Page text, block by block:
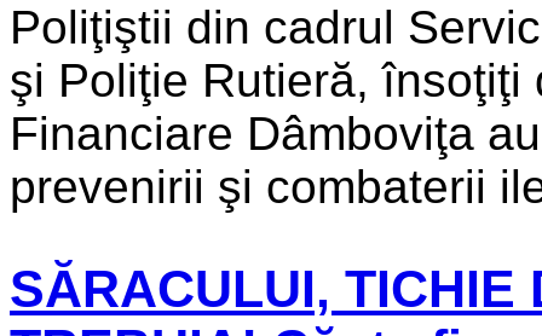
Poliţiştii din cadrul
şi Poliţie Rutieră,
Financiare Dâmboviţa
prevenirii şi combaterii
SĂRACULUI, TICHIE